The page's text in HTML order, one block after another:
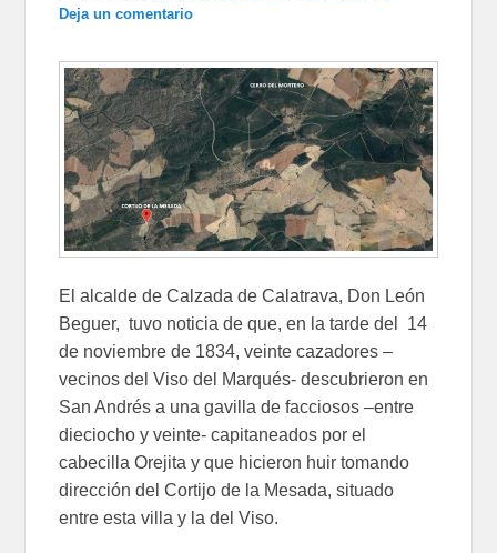
Deja un comentario
El alcalde de Calzada de Calatrava, Don León
Beguer, tuvo noticia de que, en la tarde del 14
de noviembre de 1834, veinte cazadores –
vecinos del Viso del Marqués- descubrieron en
San Andrés a una gavilla de facciosos –entre
dieciocho y veinte- capitaneados por el
cabecilla Orejita y que hicieron huir tomando
dirección del Cortijo de la Mesada, situado
entre esta villa y la del Viso.